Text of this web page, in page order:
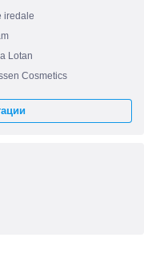
iredale
Lotan
Cosmetics